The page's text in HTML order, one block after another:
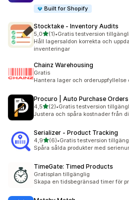
Built for Shopify
Stocktake ‑ Inventory Audits
5,0av 5 stjärnor
(1)
1 recensioner totalt
•Gratis testversion
Håll lagersaldon korrekta och
inventeringar
Chainz Warehousing
Gratis
Hantera lager och orderuppfyllelse
Procuro | Auto Purchase Orders
4,5av 5 stjärnor
(2)
2 recensioner totalt
•Gratis testversion
Justera och spåra kostnader från
Serializer ‑ Product Tracking
4,9av 5 stjärnor
(6)
6 recensioner totalt
•Gratis testversion
Spåra sålda produkter med
TimeGate: Timed Products
Gratisplan tillgänglig
Skapa en tidsbegränsad timer för